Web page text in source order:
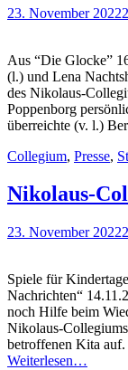
23. November 2022
Aus “Die Glocke”
(l.) und Lena
des Nikolaus-
Poppenborg
überreichte (v. l.)
Collegium, Presse,
Nikolaus-
23. November 2022
Spiele für
Nachrichten“
noch Hilfe beim
Nikolaus-
betroffenen Kita
Weiterlesen…